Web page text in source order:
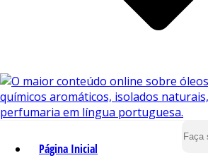
Página Inicial